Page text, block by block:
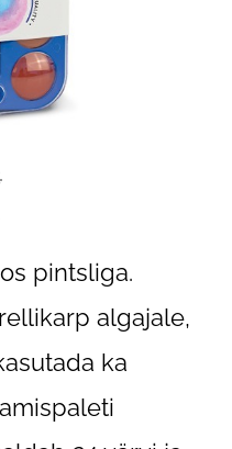
pintsliga.
algajale,
ka